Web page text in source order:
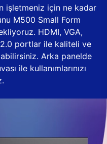
işletmeniz için ne kadar
M500 Small Form
HDMI, VGA,
2.0 portlar ile kaliteli ve
Arka panelde
ile kullanımlarınızı